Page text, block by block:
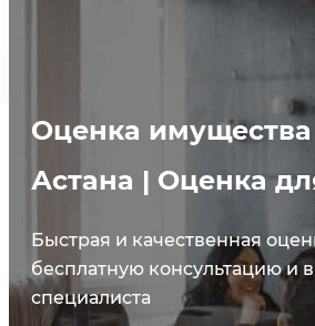
Оценка
Астана | Оценка
Быстрая и качественная
бесплатную консультацию и
специалиста